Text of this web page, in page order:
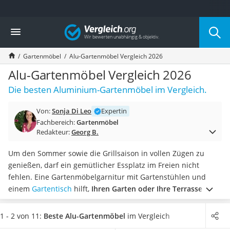
Die beliebtesten Vergleiche nach Kategorie
Baumarkt
Tresor feuerfest
Makita-Akku-Rasenmäher
Kappsäge
Smartes Türschloss
Akku-Rasentrimmer
Split-Klimaanlage 2 Innengeräte
Pelletofen
Tiefbrunnenpumpe
Fliesenschneider
Hochdruckreiniger
Doppelschleifer
Überwachungskamera
Benzinrasenmäher mit Elektrostart
Vergleich
Gartenmöbel Alu-Gartenmöbel Vergleich 2026
Alu-Gartenmöbel Vergleich 2026
Die besten Aluminium-Gartenmöbel im Vergleich.
Von:Sonja Di Leo
Expertin
Fachbereich:Gartenmöbel
Redakteur:Georg B.
Um den Sommer sowie die Grillsaison in vollen Zügen zu
genießen, darf ein gemütlicher Essplatz im Freien nicht
fehlen. Eine Gartenmöbelgarnitur mit Gartenstühlen und
einem Gartentisch hilft, Ihren Garten oder Ihre Terrasse in
einen einladenden Wohlfühlort zu verwandeln. Alu-
Gartenmöbel sind hierfür besonders praktisch, da diese laut
1 - 2 von 11: Beste Alu-Gartenmöbel im Vergleich